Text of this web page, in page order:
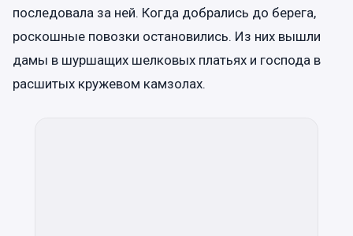
последовала за ней. Когда добрались до берега,
роскошные повозки остановились. Из них вышли
дамы в шуршащих шелковых платьях и господа в
расшитых кружевом камзолах.